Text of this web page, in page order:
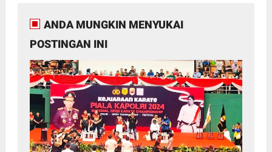
ANDA MUNGKIN MENYUKAI
POSTINGAN INI